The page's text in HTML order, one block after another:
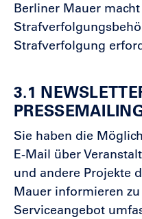
Berliner Mauer
Strafverfolgung
3.1
Sie haben die
E-Mail über
und andere Projekte
Mauer informieren zu
Serviceangebot